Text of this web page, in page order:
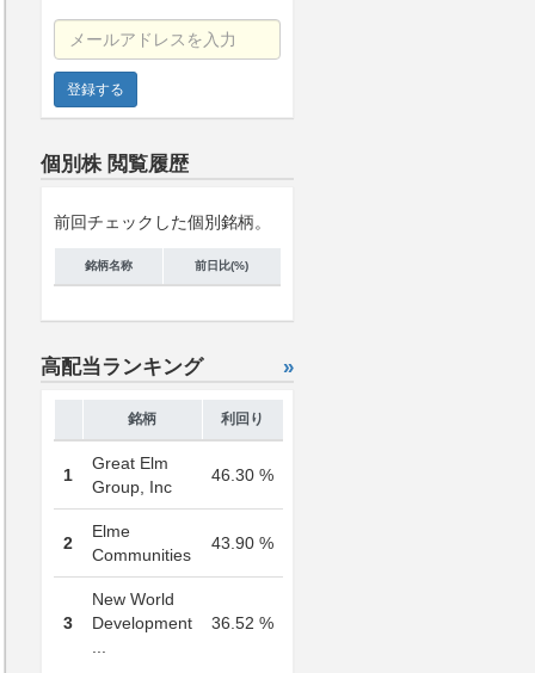
メールアドレスを入力
個別株 閲覧履歴
前回チェックした個別銘柄。
銘柄名称 前日比(%)
高配当ランキング »
銘柄 利回り
1
Great Elm
Group, Inc
46.30 %
2
Elme
Communities
43.90 %
3
New World
Development
36.52 %